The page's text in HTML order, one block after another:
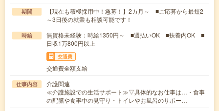
期間
【現在も積極採用中！急募！】2カ月～ ■ご応募から最短2
～3日後の就業も相談可能です！
時給
無資格未経験：時給1350円～ ■週払いOK ■扶養内OK ■
日収1万800円以上
交通費
交通費全額支給
仕事内容
介護関連
≪介護施設での生活サポート≫▽具体的なお仕事は…・食事
の配膳や食事中の見守り・トイレやお風呂のサポー…